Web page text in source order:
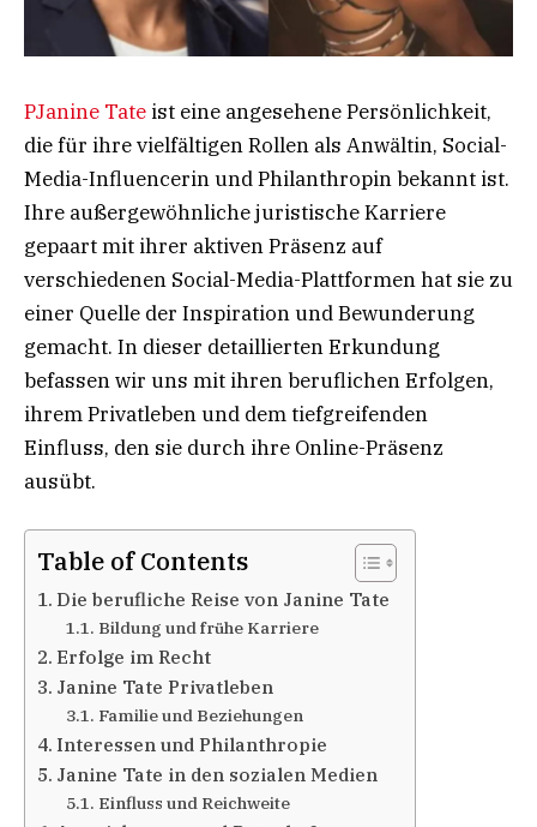
PJanine Tate ist eine angesehene Persönlichkeit,
die für ihre vielfältigen Rollen als Anwältin, Social-
Media-Influencerin und Philanthropin bekannt ist.
Ihre außergewöhnliche juristische Karriere
gepaart mit ihrer aktiven Präsenz auf
verschiedenen Social-Media-Plattformen hat sie zu
einer Quelle der Inspiration und Bewunderung
gemacht. In dieser detaillierten Erkundung
befassen wir uns mit ihren beruflichen Erfolgen,
ihrem Privatleben und dem tiefgreifenden
Einfluss, den sie durch ihre Online-Präsenz
ausübt.
Table of Contents
Die berufliche Reise von Janine Tate
Bildung und frühe Karriere
Erfolge im Recht
Janine Tate Privatleben
Familie und Beziehungen
Interessen und Philanthropie
Janine Tate in den sozialen Medien
Einfluss und Reichweite